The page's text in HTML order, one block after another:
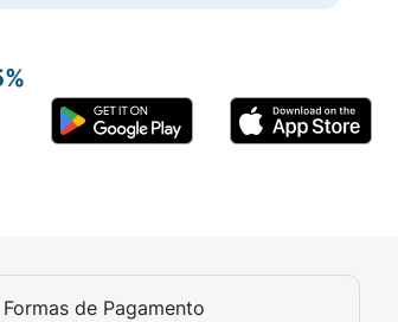
Formas de Pagamento